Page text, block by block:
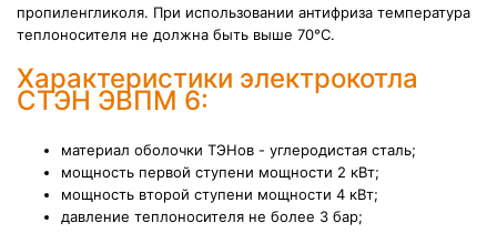
пропиленгликоля. При использовании антифриза температура
теплоносителя не должна быть выше 70°С.
Характеристики электрокотла
СТЭН ЭВПМ 6:
материал оболочки ТЭНов - углеродистая сталь;
мощность первой ступени мощности 2 кВт;
мощность второй ступени мощности 4 кВт;
давление теплоносителя не более 3 бар;